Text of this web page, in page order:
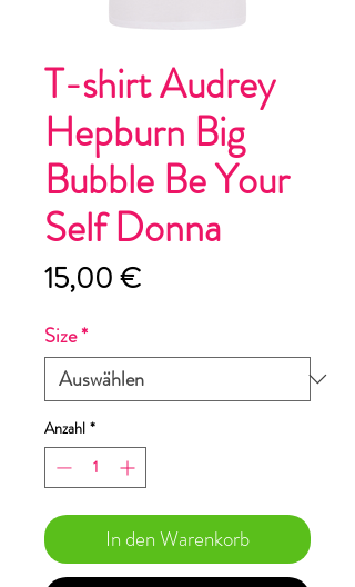
T-shirt Audrey
Hepburn Big
Bubble Be Your
Self Donna
15,00 €Preis
Size*
Anzahl *
In den Warenkorb